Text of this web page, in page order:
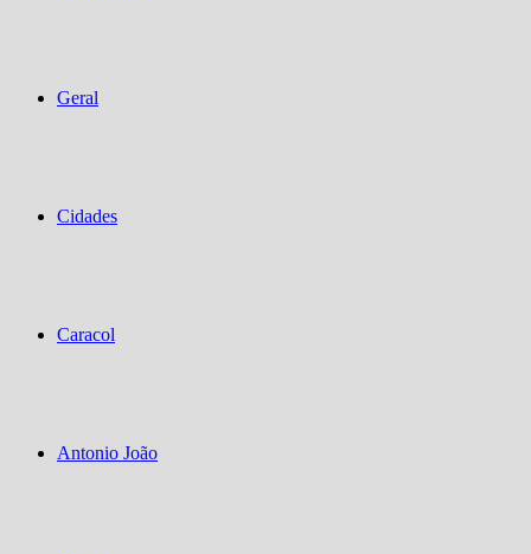
Geral
Cidades
Caracol
Antonio João